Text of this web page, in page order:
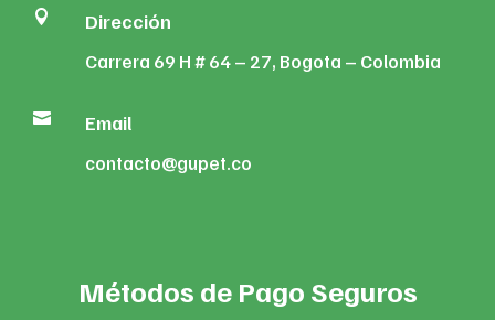
 Dirección
Carrera 69 H # 64 – 27, Bogota – Colombia
 Email
contacto@gupet.co
Métodos de Pago Seguros